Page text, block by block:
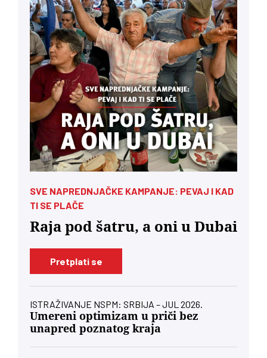
SVE NAPREDNJAČKE KAMPANJE: PEVAJ I KAD
TI SE PLAČE
Raja pod šatru, a oni u Dubai
Pretplati se
ISTRAŽIVANJE NSPM: SRBIJA – JUL 2026.
Umereni optimizam u priči bez
unapred poznatog kraja